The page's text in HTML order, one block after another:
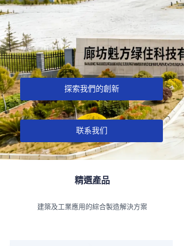
探索我們的創新
联系我们
精選產品
建築及工業應用的綜合製造解決方案